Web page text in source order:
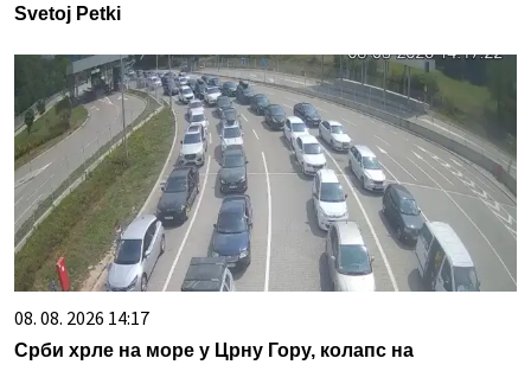
Svetoj Petki
08. 08. 2026 14:17
Срби хрле на море у Црну Гору, колапс на